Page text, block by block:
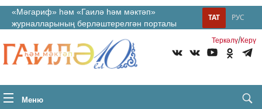
«Мәгариф» һәм «Гаилә һәм мәктәп»
журналларының берләштерелгән порталы
РУС
ТАТ
Теркəлү/Керү
Меню